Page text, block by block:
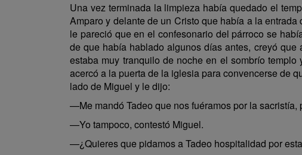
Una vez terminada la limpieza había quedado el
Amparo y delante de un Cristo que había a la
le pareció que en el confesonario del párroco se
de que había hablado algunos días antes, creyó
estaba muy tranquilo de noche en el sombrío
acercó a la puerta de la iglesia para convencerse de
lado de Miguel y le dijo:
—Me mandó Tadeo que nos fuéramos por la
—Yo tampoco, contestó Miguel.
—¿Quieres que pidamos a Tadeo hospitalidad por